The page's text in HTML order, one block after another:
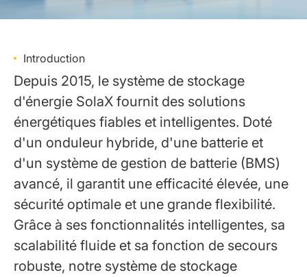
Introduction
Depuis 2015, le système de stockage
d'énergie SolaX fournit des solutions
énergétiques fiables et intelligentes. Doté
d'un onduleur hybride, d'une batterie et
d'un système de gestion de batterie (BMS)
avancé, il garantit une efficacité élevée, une
sécurité optimale et une grande flexibilité.
Grâce à ses fonctionnalités intelligentes, sa
scalabilité fluide et sa fonction de secours
robuste, notre système de stockage